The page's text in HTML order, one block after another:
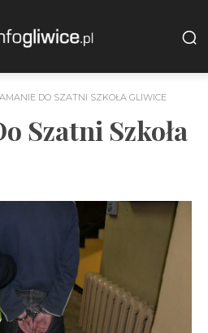
DO SZATNI SZKOŁA GLIWICE
Szatni Szkoła